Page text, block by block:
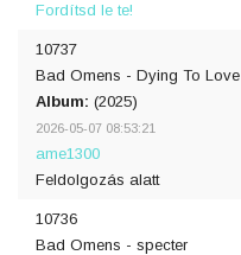
Fordítsd le te!
10737
Bad Omens - Dying To Love
Album: (2025)
2026-05-07 08:53:21
ame1300
Feldolgozás alatt
10736
Bad Omens - specter